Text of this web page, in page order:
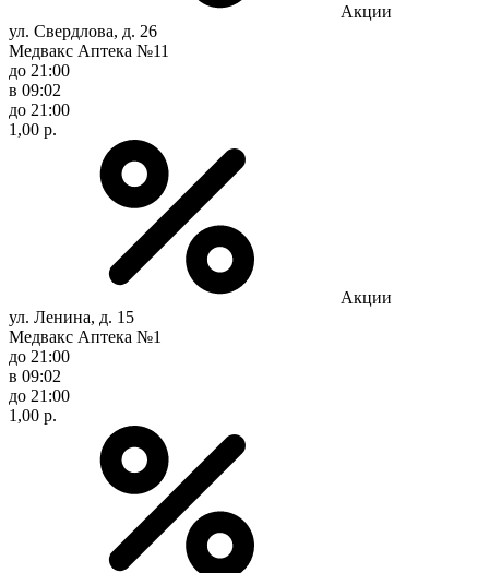
Акции
ул. Свердлова, д. 26
Медвакс Аптека №11
до 21:00
в 09:02
до 21:00
1,00 р.
Акции
ул. Ленина, д. 15
Медвакс Аптека №1
до 21:00
в 09:02
до 21:00
1,00 р.